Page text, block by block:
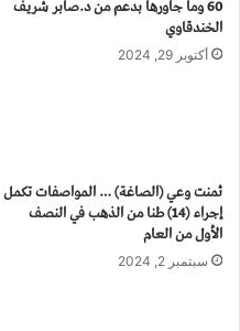
60 وما جاورها بدعم من د.صابر شريف
الخندقاوي
أكتوبر 29, 2024
ثمنت وعي (الصاغة) … المواصفات تكمل
إجراء (14) طنا من الذهب في النصف
الأول من العام
سبتمبر 2, 2024